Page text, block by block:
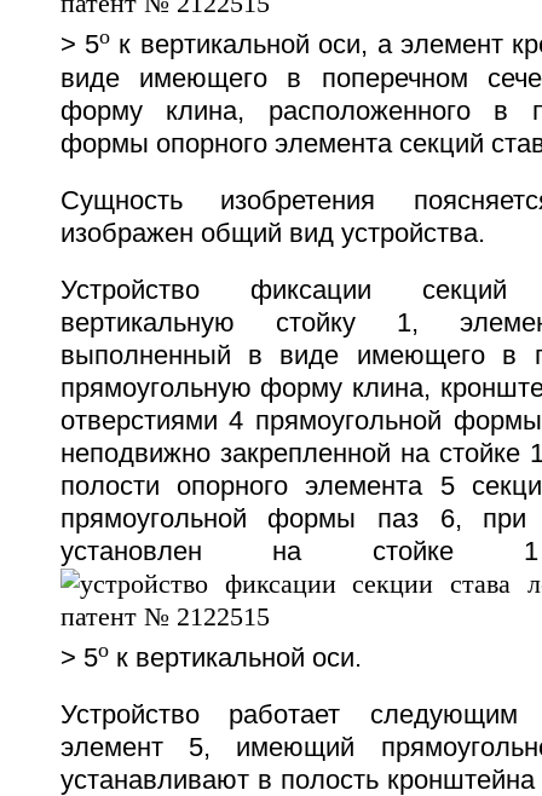
> 5o к вертикальной оси, а элемент
виде имеющего в поперечном
форму клина, расположенного в
формы опорного элемента секций
Сущность изобретения
изображен общий вид устройства.
Устройство фиксации
вертикальную стойку 1,
выполненный в виде имеющего в
прямоугольную форму клина,
отверстиями 4 прямоугольной
неподвижно закрепленной на стойке
полости опорного элемента 5
прямоугольной формы паз 6,
установлен на
> 5oк вертикальной оси.
Устройство работает
элемент 5, имеющий
устанавливают в полость